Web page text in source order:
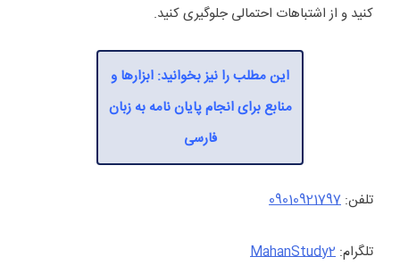
کنید و از اشتباهات احتمالی جلوگیری کنید.
این مطلب را نیز بخوانید: ابزارها و
منابع برای انجام پایان نامه به زبان
فارسی
تلفن: 09010921797
تلگرام: MahanStudy2